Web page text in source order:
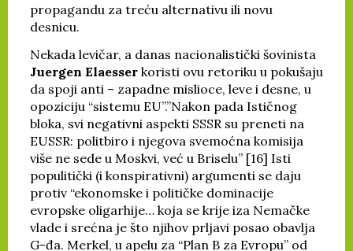
propagandu za treću alternativu ili novu
desnicu.
Nekada levičar, a danas nacionalistički šovinista
Juergen Elaesser koristi ovu retoriku u pokušaju
da spoji anti – zapadne mislioce, leve i desne, u
opoziciju “sistemu EU”.”Nakon pada Ističnog
bloka, svi negativni aspekti SSSR su preneti na
EUSSR: politbiro i njegova svemoćna komisija
više ne sede u Moskvi, već u Briselu” [16] Isti
populitički (i konspirativni) argumenti se daju
protiv “ekonomske i političke dominacije
evropske oligarhije… koja se krije iza Nemačke
vlade i srećna je što njihov prljavi posao obavlja
G-đa. Merkel, u apelu za “Plan B za Evropu” od